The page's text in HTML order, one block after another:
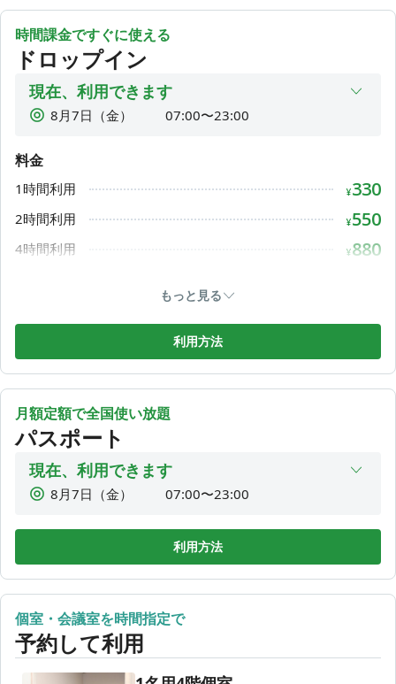
⚠️お帰りの際、誰もいない場合には室内の電気のオフ、空調
の電源を消していただけますようご協力のほどお願いいたし
ます。
❌禁止事項 ・LIVE配信や音楽をかける ・大きい音量での撮影
・廊下での通話やオンライン会議 上記を行った場合は速やか
に退店していただきます。また予約時間前の退店でも返金は
※その他のお時間はスタッフがおりませんので無人受付とな
ります。ご了承くださいませ。
🚪チェックインにつきまして
チェックインしていただくと自動でドアが開錠いたします
◎ 総合窓口：050-3189-2350 (平日9:00〜21:00) その他の時
間帯は緊急LINEをご利用下さい。
がお得です。
電子タバコを含む喫煙は4階屋上のみ可能です。灰皿のある場
所で喫煙ください。また消火の確認をお願いします。
当コワーキングスペースでは、以下を含むいかなる理由にお
いても、ご利用料金の返金はいたしかねます。
・モニター表示不具合
た場合 設備や通信環境には万全を期しておりますが、予期せ
ぬ不具合が発生する可能性もございます。 ご利用に際して
は、あらかじめご了承くださいますようお願い申し上げま
時間課金ですぐに使える
ドロップイン
現在、利用できます
8月7日（金）
07:00〜23:00
8月10日（月）
07:00〜23:00
8月11日（火）
07:00〜23:00
8月12日（水）
料金
1時間利用 ¥330
2時間利用 ¥550
4時間利用 ¥880
もっと見る
利用方法
月額定額で全国使い放題
パスポート
現在、利用できます
8月7日（金）
07:00〜23:00
07:00〜23:00
8月10日（月）
07:00〜23:00
8月11日（火）
07:00〜23:00
8月12日（水）
07:00〜23:00
8月13日（木）
利用方法
個室・会議室を時間指定で
予約して利用